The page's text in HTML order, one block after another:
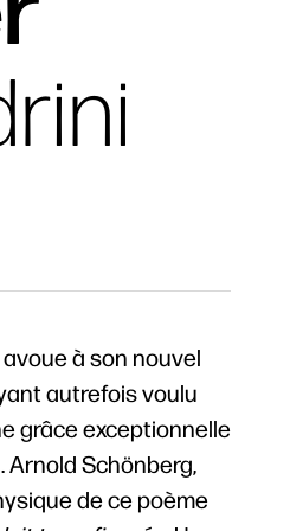
à son nouvel
autrefois voulu
grâce exceptionnelle
Arnold Schönberg,
de ce poème